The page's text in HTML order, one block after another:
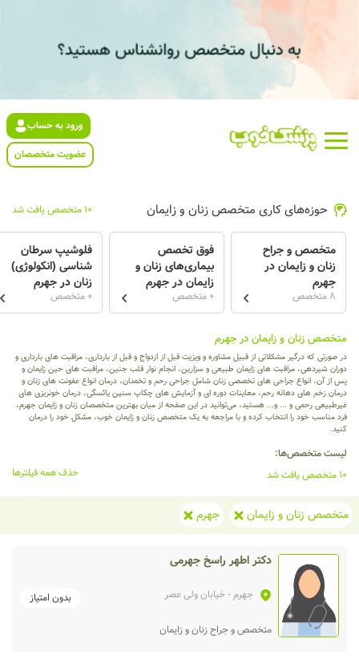
ورود به حساب
عضویت متخصصان
حوزه‌های کاری متخصص زنان و زایمان 10 متخصص یافت شد
متخصص و جراح
زنان و زایمان در
جهرم
8 متخصص
فوق تخصص
بیماری‌های زنان و
زایمان در جهرم
0 متخصص
فلوشیپ سرطان
شناسی (انکولوژی)
زنان در جهرم
0 متخصص
متخصص زنان و زایمان در جهرم
در صورتی که درگیر مشکلاتی از قبیل مشاوره و ویزیت قبل از ازدواج و قبل از بارداری، مراقبت های بارداری و
دوران شیردهی، مراقبت های زایمان طبیعی و سزارین، انجام نوار قلب جنین، مراقبت های حین زایمان و
پس از آن، انواع جراحی های تخصصی زنان شامل جراحی رحم و تخمدان، درمان انواع عفونت های زنان و
درمان زخم های دهانه رحم، معاینات دوره ای و آزمایش های چکاپ سنین یائسگی، درمان خونریزی های
غیرطبیعی رحمی و ... و... هستید، می‌توانید در این صفحه از میان بهترین متخصصان زنان و زایمان جهرم،
فرد مناسب خود را انتخاب کرده و با مراجعه به یک متخصص زنان و زایمان خوب، مشکل خود را درمان
کنید.
لیست متخصص‌ها:
10 متخصص یافت شد
حذف همه فیلترها
متخصص زنان و زایمان جهرم
دکتر اطهر راسخ جهرمی
جهرم- خیابان ولی عصر بدون امتیاز
متخصص و جراح زنان و زایمان